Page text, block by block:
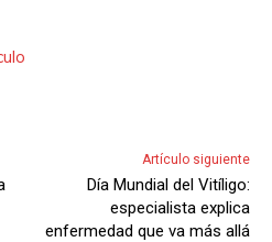
Artículo siguiente
Día Mundial del Vitíligo:
especialista explica
enfermedad que va más allá